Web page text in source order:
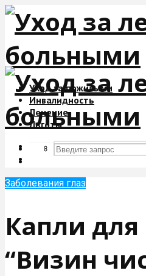
Уход за пожилыми
Инвалидность
Лечение
Льготы
Заболевания глаз
Капли для
“Визин